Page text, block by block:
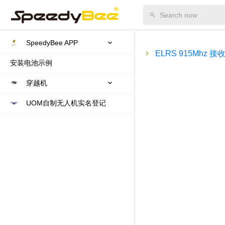
SpeedyBee APP
安装电池示例
穿越机
UOM自制无人机实名登记
ELRS 915Mhz 接